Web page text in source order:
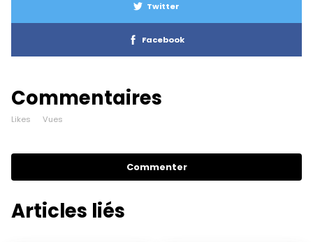
Twitter
Facebook
Commentaires
Likes Vues
Commenter
Articles liés